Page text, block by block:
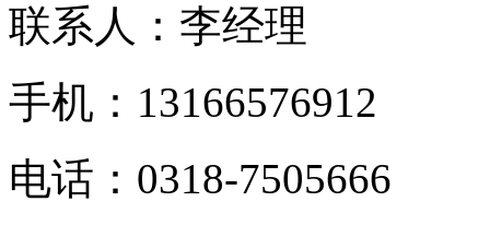
联系人：李经理
手机：13166576912
电话：0318-7505666